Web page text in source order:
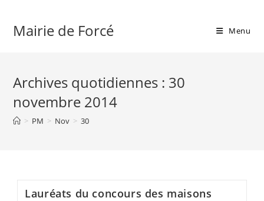
contentMairie de Forcé Menu
Archives quotidiennes : 30
novembre 2014
> PM > Nov > 30
Lauréats du concours des maisons